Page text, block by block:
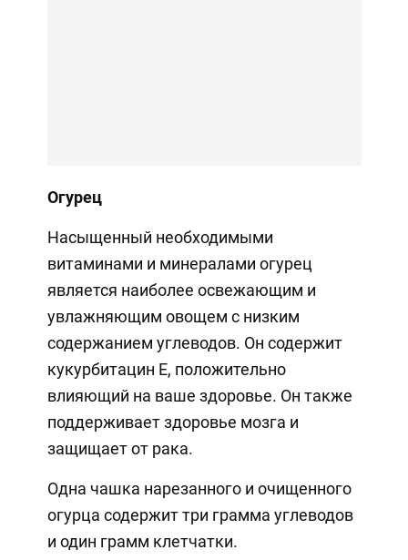
Огурец
Насыщенный необходимыми
витаминами и минералами огурец
является наиболее освежающим и
увлажняющим овощем с низким
содержанием углеводов. Он содержит
кукурбитацин Е, положительно
влияющий на ваше здоровье. Он также
поддерживает здоровье мозга и
защищает от рака.
Одна чашка нарезанного и очищенного
огурца содержит три грамма углеводов
и один грамм клетчатки.